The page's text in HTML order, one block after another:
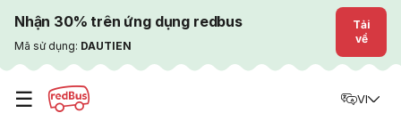
Nhận 30% trên ứng dụng redbus
Mã sử dụng: DAUTIEN
Tải
về
☰ VI